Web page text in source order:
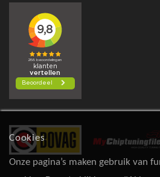
Cookies
Onze pagina’s maken gebruik van